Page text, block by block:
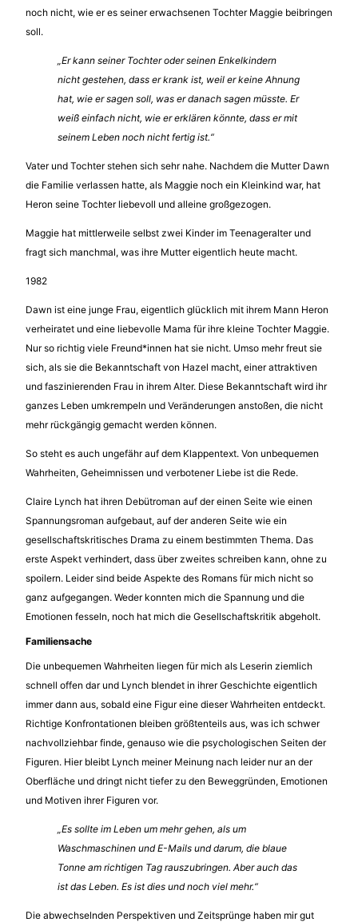
noch nicht, wie er es seiner erwachsenen Tochter Maggie beibringen
soll.
„Er kann seiner Tochter oder seinen Enkelkindern
nicht gestehen, dass er krank ist, weil er keine Ahnung
hat, wie er sagen soll, was er danach sagen müsste. Er
weiß einfach nicht, wie er erklären könnte, dass er mit
seinem Leben noch nicht fertig ist.“
Vater und Tochter stehen sich sehr nahe. Nachdem die Mutter Dawn
die Familie verlassen hatte, als Maggie noch ein Kleinkind war, hat
Heron seine Tochter liebevoll und alleine großgezogen.
Maggie hat mittlerweile selbst zwei Kinder im Teenageralter und
fragt sich manchmal, was ihre Mutter eigentlich heute macht.
1982
Dawn ist eine junge Frau, eigentlich glücklich mit ihrem Mann Heron
verheiratet und eine liebevolle Mama für ihre kleine Tochter Maggie.
Nur so richtig viele Freund*innen hat sie nicht. Umso mehr freut sie
sich, als sie die Bekanntschaft von Hazel macht, einer attraktiven
und faszinierenden Frau in ihrem Alter. Diese Bekanntschaft wird ihr
ganzes Leben umkrempeln und Veränderungen anstoßen, die nicht
mehr rückgängig gemacht werden können.
So steht es auch ungefähr auf dem Klappentext. Von unbequemen
Wahrheiten, Geheimnissen und verbotener Liebe ist die Rede.
Claire Lynch hat ihren Debütroman auf der einen Seite wie einen
Spannungsroman aufgebaut, auf der anderen Seite wie ein
gesellschaftskritisches Drama zu einem bestimmten Thema. Das
erste Aspekt verhindert, dass über zweites schreiben kann, ohne zu
spoilern. Leider sind beide Aspekte des Romans für mich nicht so
ganz aufgegangen. Weder konnten mich die Spannung und die
Emotionen fesseln, noch hat mich die Gesellschaftskritik abgeholt.
Familiensache
Die unbequemen Wahrheiten liegen für mich als Leserin ziemlich
schnell offen dar und Lynch blendet in ihrer Geschichte eigentlich
immer dann aus, sobald eine Figur eine dieser Wahrheiten entdeckt.
Richtige Konfrontationen bleiben größtenteils aus, was ich schwer
nachvollziehbar finde, genauso wie die psychologischen Seiten der
Figuren. Hier bleibt Lynch meiner Meinung nach leider nur an der
Oberfläche und dringt nicht tiefer zu den Beweggründen, Emotionen
und Motiven ihrer Figuren vor.
„Es sollte im Leben um mehr gehen, als um
Waschmaschinen und E-Mails und darum, die blaue
Tonne am richtigen Tag rauszubringen. Aber auch das
ist das Leben. Es ist dies und noch viel mehr.“
Die abwechselnden Perspektiven und Zeitsprünge haben mir gut